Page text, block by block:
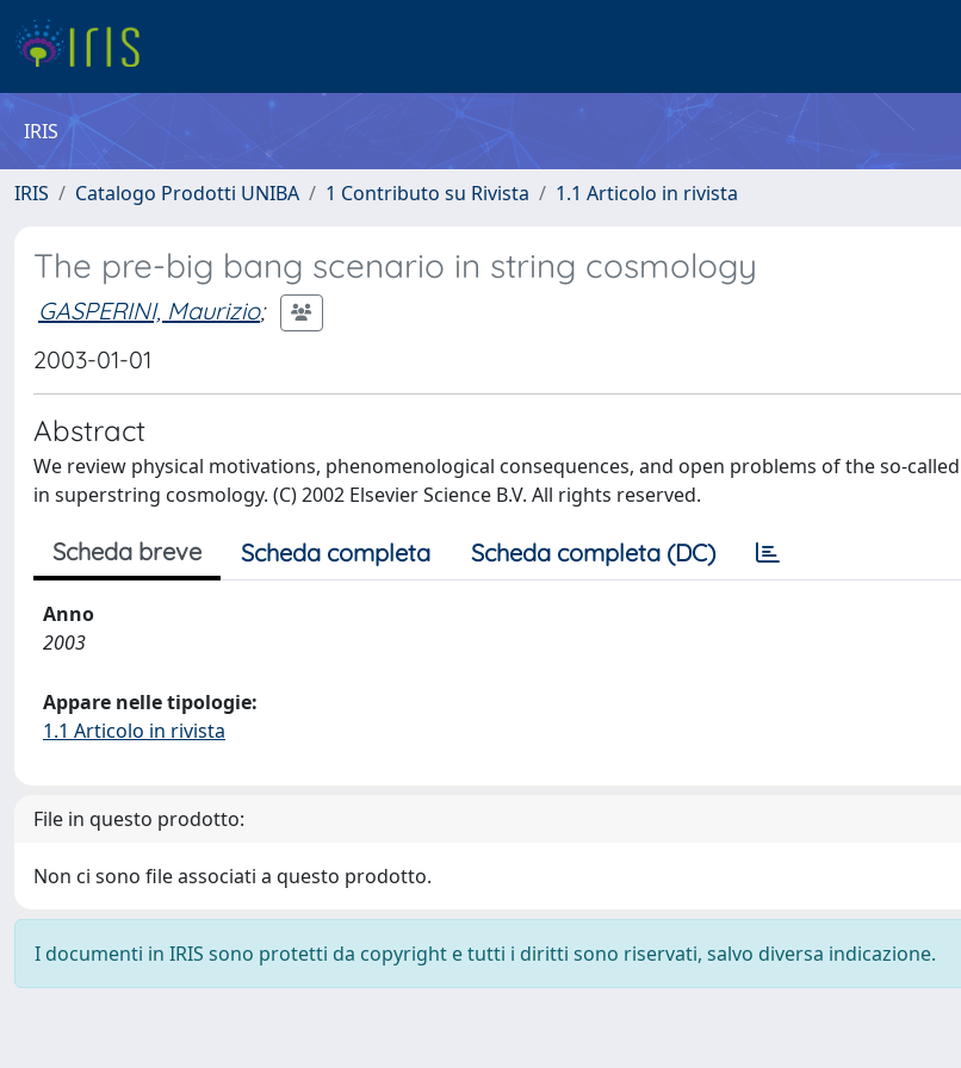
IRIS
IRIS Catalogo Prodotti UNIBA 1 Contributo su Rivista 1.1 Articolo in rivista
The pre-big bang scenario in string cosmology
GASPERINI, Maurizio;
2003-01-01
Abstract
We review physical motivations, phenomenological consequences, and open problems of the so-
in superstring cosmology. (C) 2002 Elsevier Science B.V. All rights reserved.
Scheda breve Scheda completa Scheda completa (DC)
Anno
2003
Appare nelle tipologie:
1.1 Articolo in rivista
File in questo prodotto:
Non ci sono file associati a questo prodotto.
I documenti in IRIS sono protetti da copyright e tutti i diritti sono riservati, salvo diversa indicazione.